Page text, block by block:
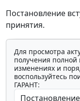
Постановление
принятия.
Для просмотра
получения полной
изменениях и
воспользуйтесь
ГАРАНТ: